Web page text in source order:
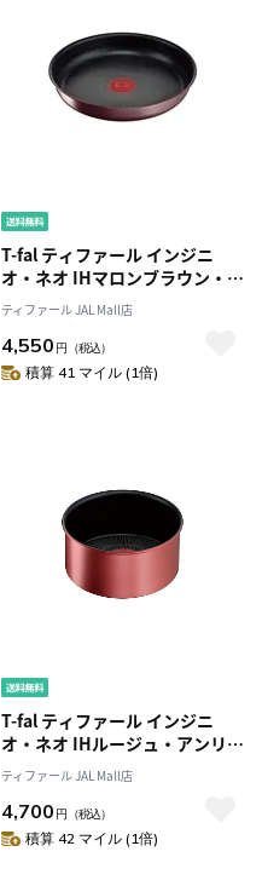
T-fal ティファール インジニ
オ・ネオ IHマロンブラウン・ア
ンリミテッド フライパン 22cm
L38503 IH・ガス火対応
ティファール JAL Mall店
4,550 円 （税込）
積算 41 マイル (1倍)
T-fal ティファール インジニ
オ・ネオ IHルージュ・アンリミ
テッド ソースパン 16cm
L38328 IH・ガス火対応
ティファール JAL Mall店
4,700 円 （税込）
積算 42 マイル (1倍)